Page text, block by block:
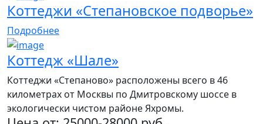
Коттеджи «Степановское подворье»
Подробнее
Коттедж «Шале»
Коттеджи «Степаново» расположены всего в 46
километрах от Москвы по Дмитровскому шоссе в
экологически чистом районе Яхромы.